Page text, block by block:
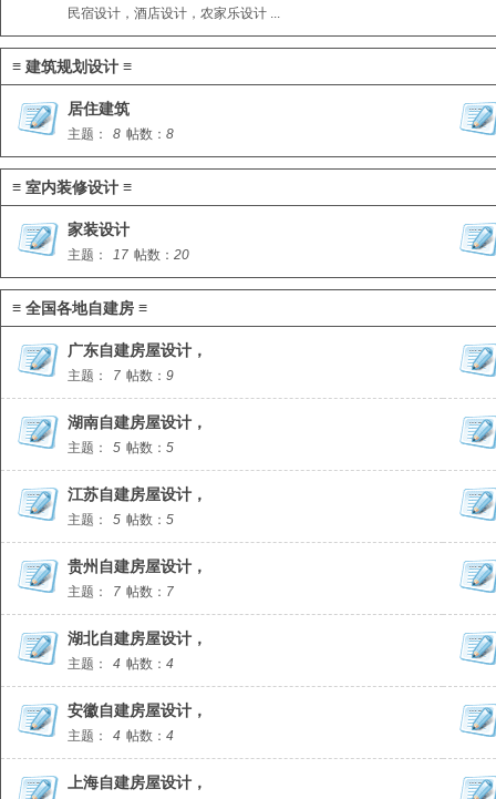
民宿设计，酒店设计，农家乐设计 ...
≡ 建筑规划设计 ≡
居住建筑
主题： 8 帖数： 8
≡ 室内装修设计 ≡
家装设计
主题： 17 帖数： 20
≡ 全国各地自建房 ≡
广东自建房屋设计，
主题： 7 帖数： 9
湖南自建房屋设计，
主题： 5 帖数： 5
江苏自建房屋设计，
主题： 5 帖数： 5
贵州自建房屋设计，
主题： 7 帖数： 7
湖北自建房屋设计，
主题： 4 帖数： 4
安徽自建房屋设计，
主题： 4 帖数： 4
上海自建房屋设计，